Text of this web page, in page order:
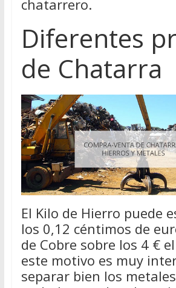
chatarrero.
Diferentes
de Chatarra
El Kilo de Hierro puede
los 0,12 céntimos de
de Cobre sobre los 4 €
este motivo es muy
separar bien los